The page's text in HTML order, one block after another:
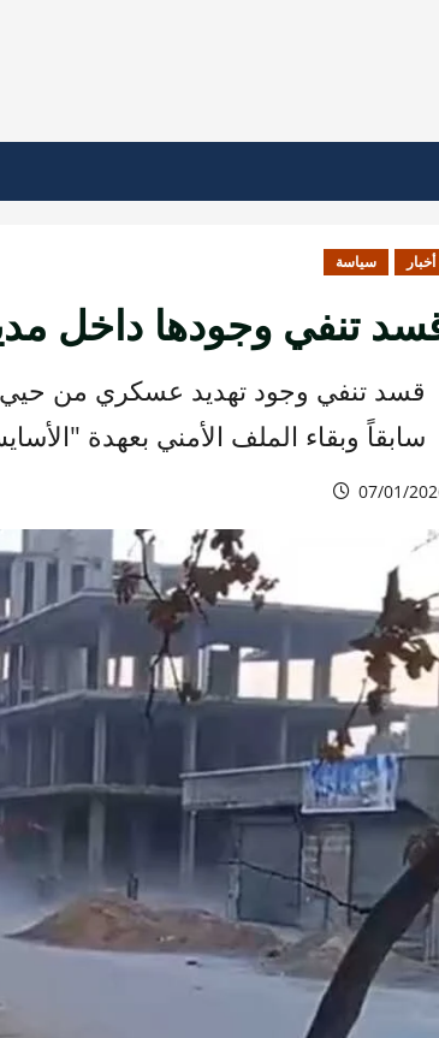
أخبار سياسة
تنفي وجودها داخل
قسد تنفي وجود تهديد عسكري من حيي
سابقاً وبقاء الملف الأمني بعهدة
07/01/